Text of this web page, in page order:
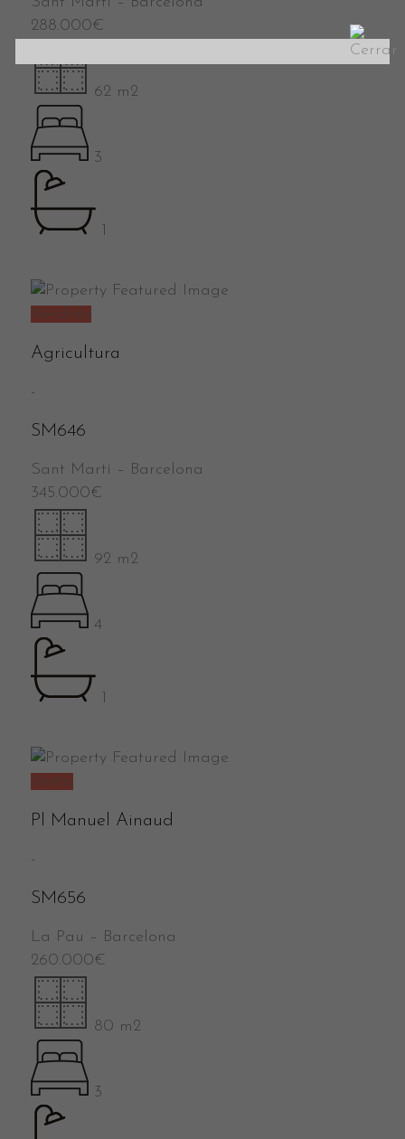
288.000€
62 m2
3
1
Vendido
Agricultura
-
SM646
Sant Martí – Barcelona
345.000€
92 m2
4
1
Venta
Pl Manuel Ainaud
-
SM656
La Pau – Barcelona
260.000€
80 m2
3